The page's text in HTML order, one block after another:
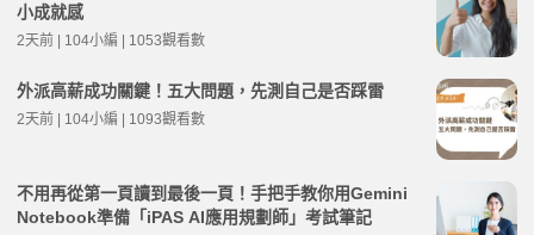
小成就感
2天前 | 104小編 | 1053觀看數
外派高薪成功關鍵！五大問題，先測自己是否踩雷
2天前 | 104小編 | 1093觀看數
不用再從第一頁讀到最後一頁！手把手教你用Gemini
Notebook準備「iPAS AI應用規劃師」考試筆記